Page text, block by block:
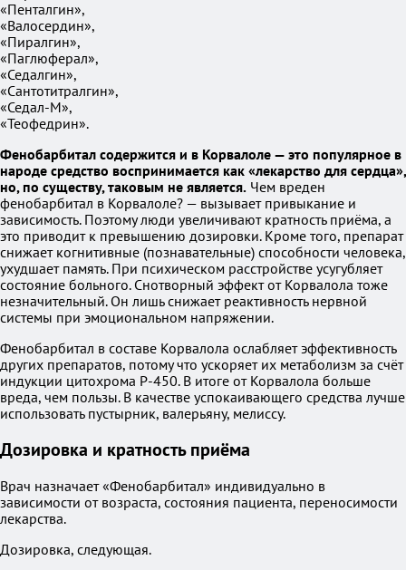
«Пенталгин»,
«Валосердин»,
«Пиралгин»,
«Паглюферал»,
«Седалгин»,
«Сантотитралгин»,
«Седал-М»,
«Теофедрин».
Фенобарбитал содержится и в Корвалоле — это популярное в
народе средство воспринимается как «лекарство для сердца»,
но, по существу, таковым не является. Чем вреден
фенобарбитал в Корвалоле? — вызывает привыкание и
зависимость. Поэтому люди увеличивают кратность приёма, а
это приводит к превышению дозировки. Кроме того, препарат
снижает когнитивные (познавательные) способности человека,
ухудшает память. При психическом расстройстве усугубляет
состояние больного. Снотворный эффект от Корвалола тоже
незначительный. Он лишь снижает реактивность нервной
системы при эмоциональном напряжении.
Фенобарбитал в составе Корвалола ослабляет эффективность
других препаратов, потому что ускоряет их метаболизм за счёт
индукции цитохрома P-450. В итоге от Корвалола больше
вреда, чем пользы. В качестве успокаивающего средства лучше
использовать пустырник, валерьяну, мелиссу.
Дозировка и кратность приёма
Врач назначает «Фенобарбитал» индивидуально в
зависимости от возраста, состояния пациента, переносимости
лекарства.
Дозировка, следующая.